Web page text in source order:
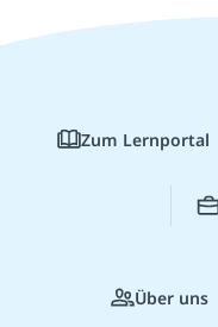
Zum Lernportal
Über uns